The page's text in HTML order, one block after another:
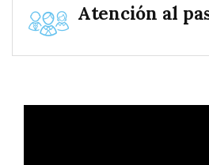
Atención al